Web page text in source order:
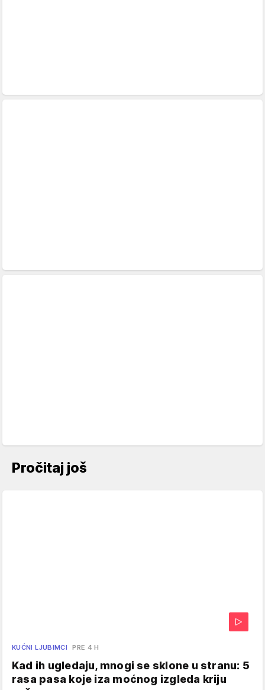
Pročitaj još
KUĆNI LJUBIMCI PRE 4 H
Kad ih ugledaju, mnogi se sklone u stranu: 5
rasa pasa koje iza moćnog izgleda kriju